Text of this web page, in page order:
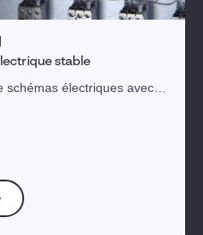
stable
schémas électriques avec